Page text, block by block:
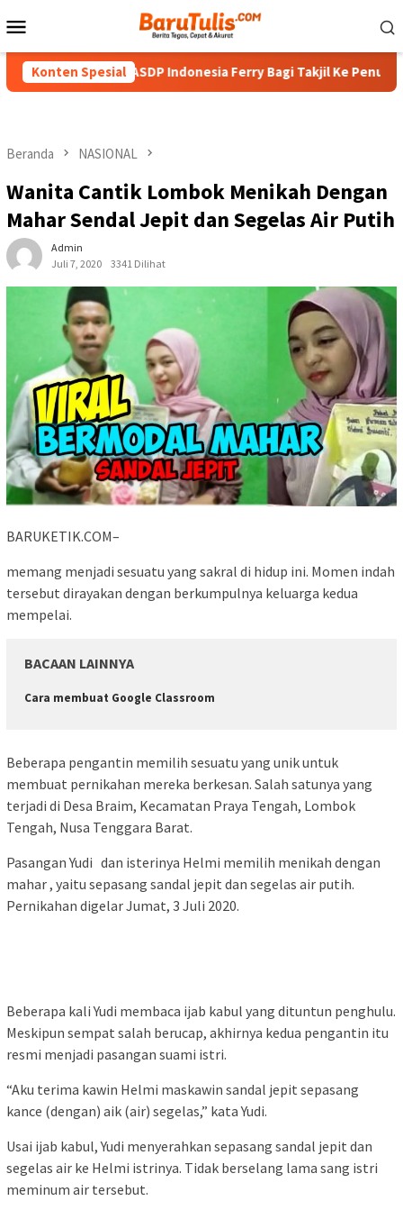
ke
Mobile
Konten Spesial
ASDP Indonesia Ferry Bagi Takjil Ke Penumpang
Beranda NASIONAL
Wanita Cantik Lombok Menikah Dengan
Mahar Sendal Jepit dan Segelas Air Putih
Admin
Juli 7, 2020
3341 Dilihat
BARUKETIK.COM–
memang menjadi sesuatu yang sakral di hidup ini. Momen indah
tersebut dirayakan dengan berkumpulnya keluarga kedua
mempelai.
BACAAN LAINNYA
Cara membuat Google Classroom
Beberapa pengantin memilih sesuatu yang unik untuk
membuat pernikahan mereka berkesan. Salah satunya yang
terjadi di Desa Braim, Kecamatan Praya Tengah, Lombok
Tengah, Nusa Tenggara Barat.
Pasangan Yudi dan isterinya Helmi memilih menikah dengan
mahar , yaitu sepasang sandal jepit dan segelas air putih.
Pernikahan digelar Jumat, 3 Juli 2020.
Beberapa kali Yudi membaca ijab kabul yang dituntun penghulu.
Meskipun sempat salah berucap, akhirnya kedua pengantin itu
resmi menjadi pasangan suami istri.
“Aku terima kawin Helmi maskawin sandal jepit sepasang
kance (dengan) aik (air) segelas,” kata Yudi.
Usai ijab kabul, Yudi menyerahkan sepasang sandal jepit dan
segelas air ke Helmi istrinya. Tidak berselang lama sang istri
meminum air tersebut.